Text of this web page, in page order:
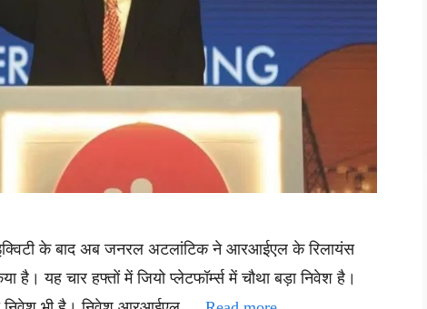
के बाद अब जनरल अटलांटिक ने आरआईएल के रिलायंस
है। यह चार हफ्तों में जियो प्लेटफॉर्म्स में चौथा बड़ा निवेश है।